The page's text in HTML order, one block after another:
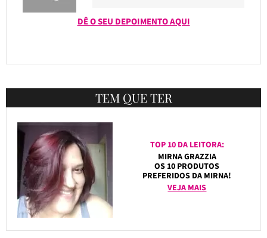
DÊ O SEU DEPOIMENTO AQUI
TEM QUE TER
TOP 10 DA LEITORA:
MIRNA GRAZZIA
OS 10 PRODUTOS
PREFERIDOS DA MIRNA!
VEJA MAIS